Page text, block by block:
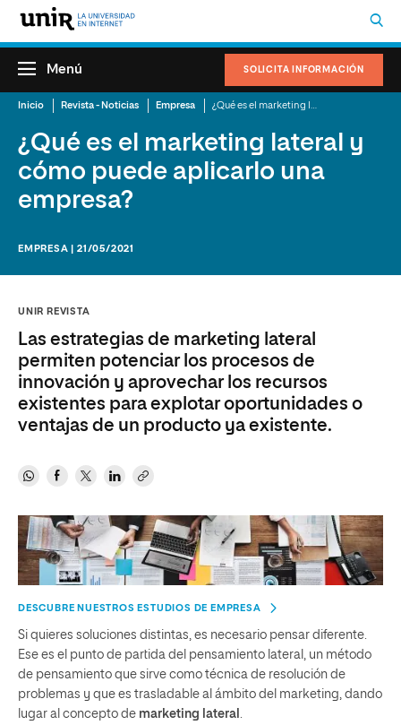
SOLICITA INFORMACIÓN
Menú
Inicio Revista - Noticias Empresa
¿Qué es el marketing lateral y
cómo puede aplicarlo una
empresa?
EMPRESA | 21/05/2021
UNIR REVISTA
Las estrategias de marketing lateral
permiten potenciar los procesos de
innovación y aprovechar los recursos
existentes para explotar oportunidades o
ventajas de un producto ya existente.
DESCUBRE NUESTROS ESTUDIOS DE EMPRESA
Si quieres soluciones distintas, es necesario pensar diferente.
Ese es el punto de partida del pensamiento lateral, un método
de pensamiento que sirve como técnica de resolución de
problemas y que es trasladable al ámbito del marketing, dando
lugar al concepto de marketing lateral .